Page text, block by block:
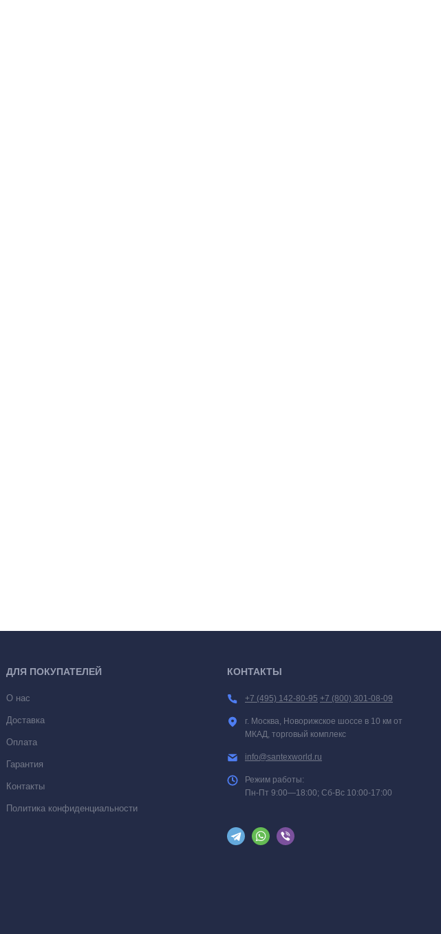
ДЛЯ ПОКУПАТЕЛЕЙ
О нас
Доставка
Оплата
Гарантия
Контакты
Политика конфиденциальности
КОНТАКТЫ
+7 (495) 142-80-95 +7 (800) 301-08-09
г. Москва, Новорижское шоссе в 10 км от
МКАД, торговый комплекс
info@santexworld.ru
Режим работы:
Пн-Пт 9:00—18:00; Сб-Вс 10:00-17:00